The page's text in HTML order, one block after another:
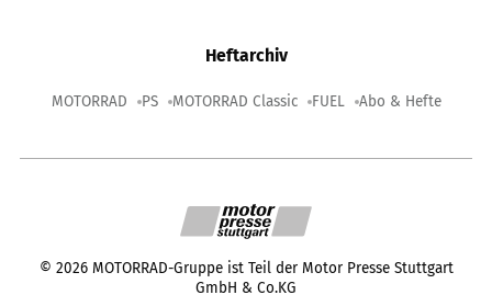
Heftarchiv
MOTORRAD PS MOTORRAD Classic FUEL Abo & Hefte
© 2026 MOTORRAD-Gruppe ist Teil der Motor Presse Stuttgart
GmbH & Co.KG